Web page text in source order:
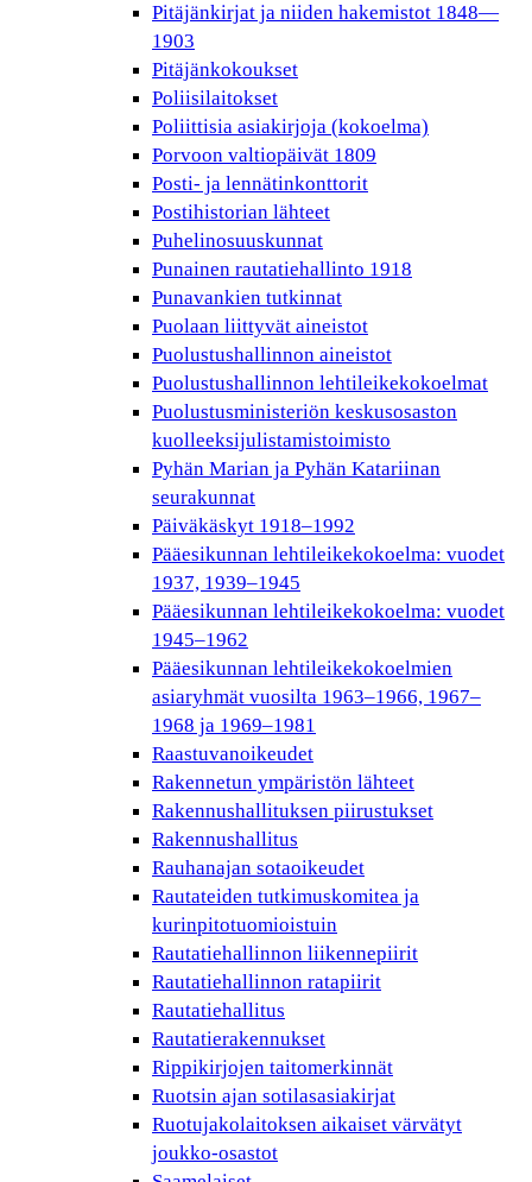
Pitäjänkirjat ja niiden hakemistot 1848—
1903
Pitäjänkokoukset
Poliisilaitokset
Poliittisia asiakirjoja (kokoelma)
Porvoon valtiopäivät 1809
Posti- ja lennätinkonttorit
Postihistorian lähteet
Puhelinosuuskunnat
Punainen rautatiehallinto 1918
Punavankien tutkinnat
Puolaan liittyvät aineistot
Puolustushallinnon aineistot
Puolustushallinnon lehtileikekokoelmat
Puolustusministeriön keskusosaston
kuolleeksijulistamistoimisto
Pyhän Marian ja Pyhän Katariinan
seurakunnat
Päiväkäskyt 1918–1992
Pääesikunnan lehtileikekokoelma: vuodet
1937, 1939–1945
Pääesikunnan lehtileikekokoelma: vuodet
1945–1962
Pääesikunnan lehtileikekokoelmien
asiaryhmät vuosilta 1963–1966, 1967–
1968 ja 1969–1981
Raastuvanoikeudet
Rakennetun ympäristön lähteet
Rakennushallituksen piirustukset
Rakennushallitus
Rauhanajan sotaoikeudet
Rautateiden tutkimuskomitea ja
kurinpitotuomioistuin
Rautatiehallinnon liikennepiirit
Rautatiehallinnon ratapiirit
Rautatiehallitus
Rautatierakennukset
Rippikirjojen taitomerkinnät
Ruotsin ajan sotilasasiakirjat
Ruotujakolaitoksen aikaiset värvätyt
joukko-osastot